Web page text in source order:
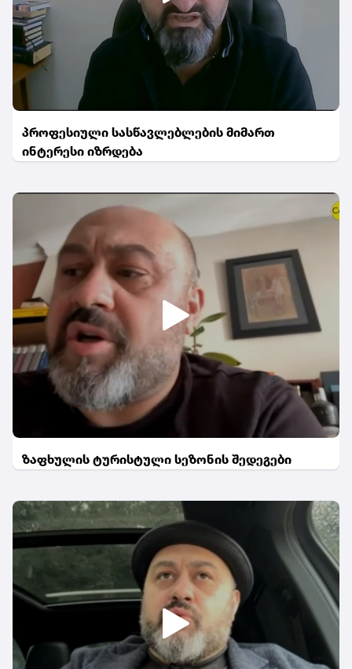
პროფესიული სასწავლებლების მიმართ
ინტერესი იზრდება
ზაფხულის ტურისტული სეზონის შედეგები